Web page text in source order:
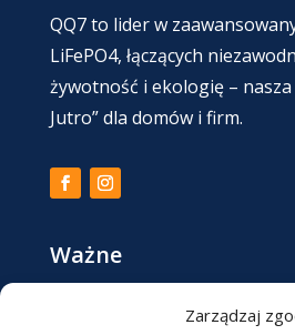
Zarządzaj
QQ7 to lider w
LiFePO4, łączących
żywotność i ekologię – nasza
Jutro” dla domów i firm.
Ważne
Regulamin Sklepu /